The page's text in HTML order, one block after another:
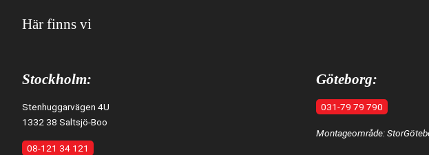
Här finns vi
Stockholm:
Stenhuggarvägen 4U
1332 38 Saltsjö-Boo
08-121 34 121
Göteborg:
031-79 79 790
Montageområde: